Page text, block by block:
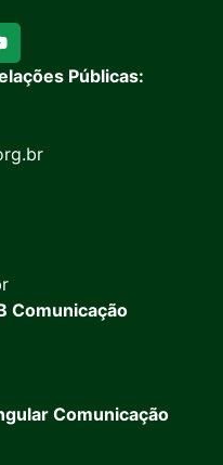
Públicas:
Comunicação
Comunicação